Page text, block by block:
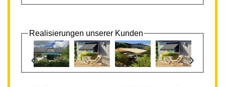
Realisierungen unserer Kunden
‹ ›